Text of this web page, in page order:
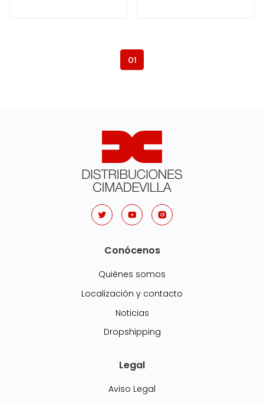
01
Conócenos
Quiénes somos
Localización y contacto
Noticias
Dropshipping
Legal
Aviso Legal